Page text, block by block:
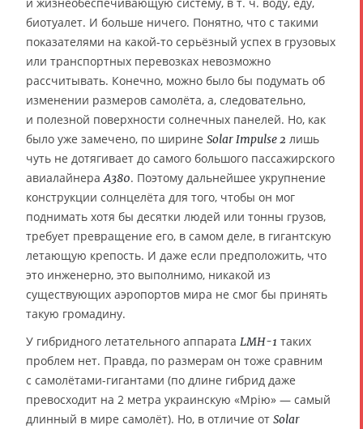
биотуалет. И больше ничего. Понятно, что с такими
показателями на какой-то серьёзный успех в грузовых
или транспортных перевозках невозможно
рассчитывать. Конечно, можно было бы подумать об
изменении размеров самолёта, а, следовательно,
и полезной поверхности солнечных панелей. Но, как
было уже замечено, по ширине Solar Impulse 2 лишь
чуть не дотягивает до самого большого пассажирского
авиалайнера A380. Поэтому дальнейшее укрупнение
конструкции солнцелёта для того, чтобы он мог
поднимать хотя бы десятки людей или тонны грузов,
требует превращение его, в самом деле, в гигантскую
летающую крепость. И даже если предположить, что
это инженерно, это выполнимо, никакой из
существующих аэропортов мира не смог бы принять
такую громадину.
У гибридного летательного аппарата LMH-1 таких
проблем нет. Правда, по размерам он тоже сравним
с самолётами-гигантами (по длине гибрид даже
превосходит на 2 метра украинскую «Мрію» — самый
длинный в мире самолёт). Но, в отличие от Solar